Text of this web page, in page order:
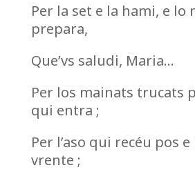
Per la set e la hami, e lo
prepara,
Que’vs saludi, Maria…
Per los mainats trucats
qui entra ;
Per l’aso qui recéu pos
vrente ;